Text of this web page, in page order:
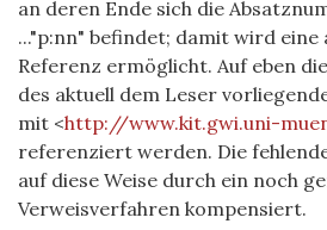
an deren Ende sich die
..."p:nn" befindet; damit wird eine
Referenz ermöglicht. Auf eben
des aktuell dem Leser
mit <http://www.kit.gwi.uni-
referenziert werden. Die
auf diese Weise durch ein noch
Verweisverfahren kompensiert.